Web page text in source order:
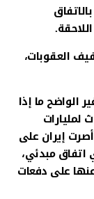
العقوبات،
الواضح ما إذا
أصرت إيران على
اتفاق مبدئي،
على دفعات